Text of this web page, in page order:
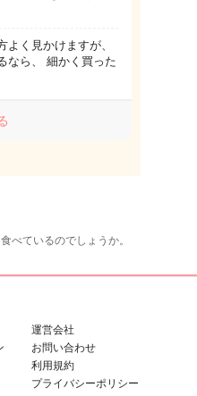
く見かけますが、
なら、 細かく買った
べているのでしょうか。
運営会社
お問い合わせ
利用規約
プライバシーポリシー